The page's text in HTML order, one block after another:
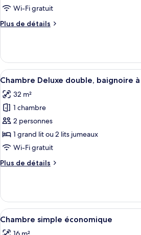
type
chambre :
double
Wi-Fi gratuit
Plus de détails
Plus
Chambre
Standard
double
Afficher
toutes
les
photos
pour
ce
type
chambre :
double,
baignoire
à
8
Chambre Deluxe double, baignoire
32 m²
1 chambre
2 personnes
1 grand lit ou 2 lits jumeaux
Wi-Fi gratuit
Plus de détails
Plus
Chambre
Deluxe
double,
Afficher
toutes
Une
9
Chambre simple économique